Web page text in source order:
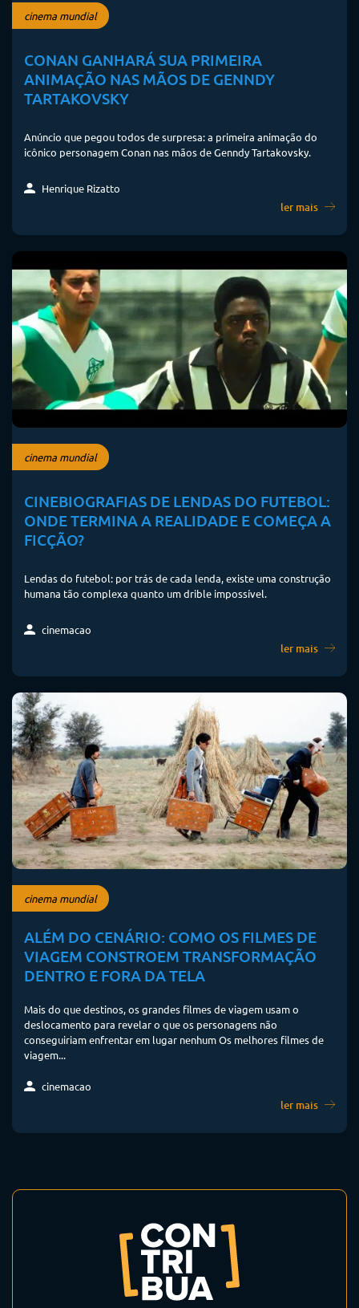
cinema mundial
CONAN GANHARÁ SUA PRIMEIRA
ANIMAÇÃO NAS MÃOS DE GENNDY
TARTAKOVSKY
Anúncio que pegou todos de surpresa: a primeira animação do
icônico personagem Conan nas mãos de Genndy Tartakovsky.
Henrique Rizatto
ler mais
cinema mundial
CINEBIOGRAFIAS DE LENDAS DO FUTEBOL:
ONDE TERMINA A REALIDADE E COMEÇA A
FICÇÃO?
Lendas do futebol: por trás de cada lenda, existe uma construção
humana tão complexa quanto um drible impossível.
cinemacao
ler mais
cinema mundial
ALÉM DO CENÁRIO: COMO OS FILMES DE
VIAGEM CONSTROEM TRANSFORMAÇÃO
DENTRO E FORA DA TELA
Mais do que destinos, os grandes filmes de viagem usam o
deslocamento para revelar o que os personagens não
conseguiriam enfrentar em lugar nenhum Os melhores filmes de
viagem...
cinemacao
ler mais